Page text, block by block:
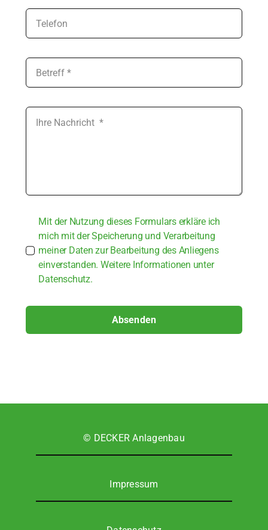
Mit der Nut­zung die­ses For­mu­lars erklä­re ich
mich mit der Spei­che­rung und Ver­ar­bei­tung
mei­ner Daten zur Bear­bei­tung des Anlie­gens
ein­ver­stan­den. Wei­te­re Infor­ma­tio­nen unter
Daten­schutz.
Absenden
© DECKER Anla­gen­bau
Impres­sum